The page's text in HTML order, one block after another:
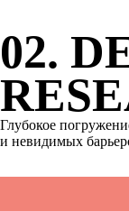
02.
Глубокое
и невидимых